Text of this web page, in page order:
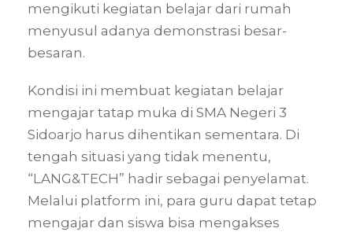
mengikuti kegiatan belajar dari rumah
menyusul adanya demonstrasi besar-
besaran.
Kondisi ini membuat kegiatan belajar
mengajar tatap muka di SMA Negeri 3
Sidoarjo harus dihentikan sementara. Di
tengah situasi yang tidak menentu,
“LANG&TECH” hadir sebagai penyelamat.
Melalui platform ini, para guru dapat tetap
mengajar dan siswa bisa mengakses